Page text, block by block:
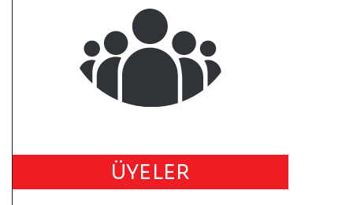
ÜYELER